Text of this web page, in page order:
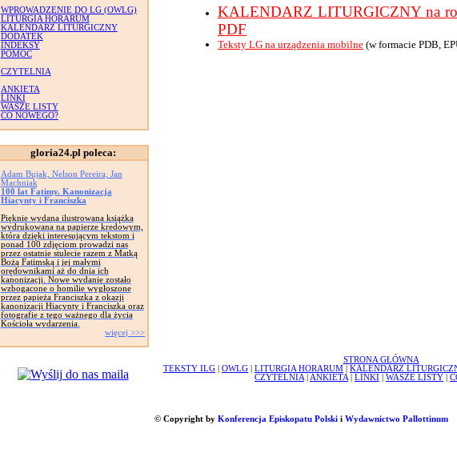
WPROWADZENIE DO LG (OWLG)
LITURGIA HORARUM
KALENDARZ LITURGICZNY
DODATEK
INDEKSY
POMOC
CZYTELNIA
ANKIETA
LINKI
WASZE LISTY
CO NOWEGO?
gloria24.pl poleca:
Adam Bujak, Nelson Pereira, Jan
Machniak
100 lat Fatimy. Kanonizacja
Hiacynty i Franciszka
Pięknie wydana ilustrowana książka
wydrukowana na papierze kredowym,
która dzięki interesującym tekstom i
ponad 100 zdjęciom prowadzi nas
przez ostatnie stulecie razem z Matką
Bożą Fatimską i jej małymi
orędownikami aż do dnia ich
kanonizacji. Nowe wydanie zostało
wzbogacone o homilie wygłoszone
przez papieża Franciszka z okazji
kanonizacji Hiacynty i Franciszka oraz
fotografie z tego ważnego dla życia
Kościoła wydarzenia.
więcej >>>
KALENDARZ LITURGICZNY na
PDF
Teksty LG na urządzenia mobilne (w formacie PDB,
STRONA GŁÓWNA
TEKSTY ILG
OWLG LITURGIA HORARUM KALENDARZ
CZYTELNIA
ANKIETA LINKI WASZE LISTY
© Copyright by Konferencja Episkopatu Polskii Wydawnictwo Pallottinum